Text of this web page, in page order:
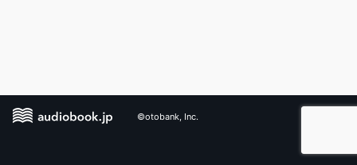
©otobank, Inc.